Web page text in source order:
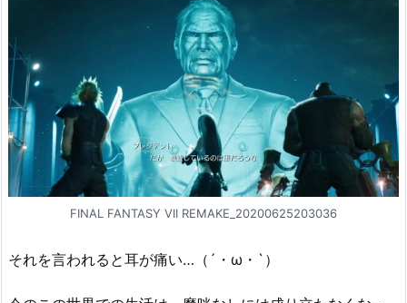
FINAL FANTASY VII REMAKE_20200625203036
それを言われると耳が痛い…（´・ω・`）